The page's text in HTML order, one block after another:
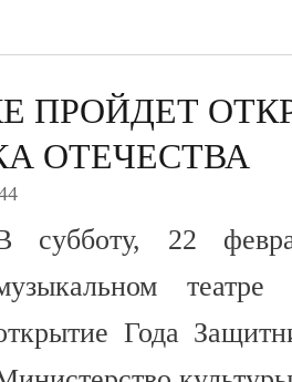
ПРОЙДЕТ
ОТЕЧЕСТВА
субботу, 22
театре
Года